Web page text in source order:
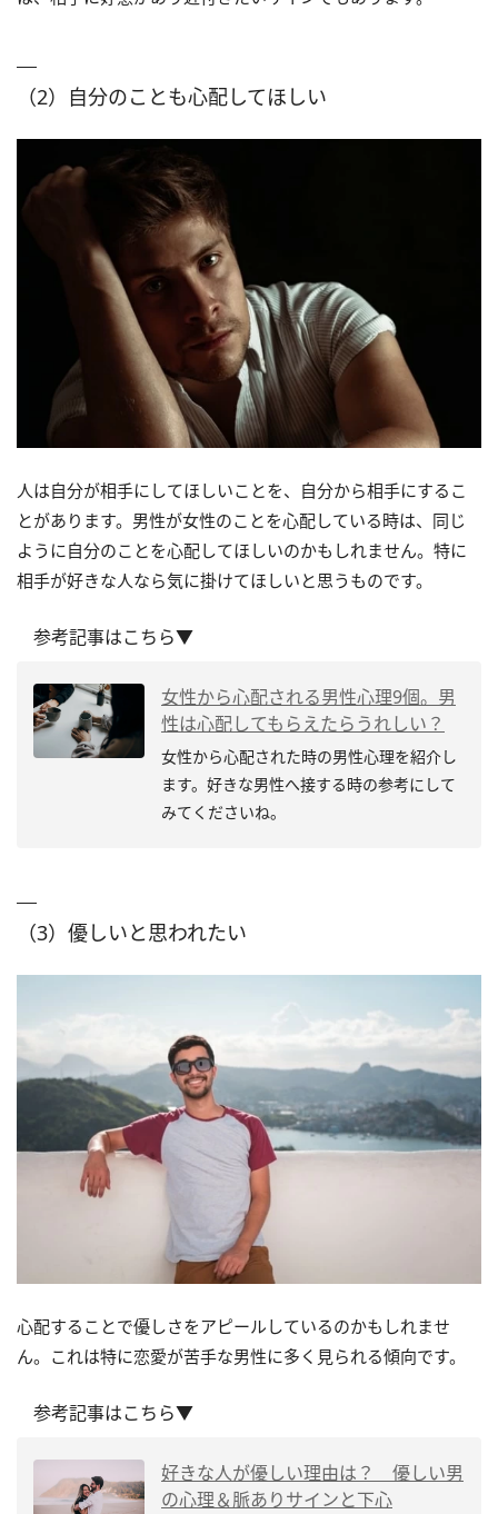
（2）自分のことも心配してほしい
人は自分が相手にしてほしいことを、自分から相手にするこ
とがあります。男性が女性のことを心配している時は、同じ
ように自分のことを心配してほしいのかもしれません。特に
相手が好きな人なら気に掛けてほしいと思うものです。
参考記事はこちら▼
女性から心配される男性心理9個。男
性は心配してもらえたらうれしい？
女性から心配された時の男性心理を紹介し
ます。好きな男性へ接する時の参考にして
みてくださいね。
（3）優しいと思われたい
心配することで優しさをアピールしているのかもしれませ
ん。これは特に恋愛が苦手な男性に多く見られる傾向です。
参考記事はこちら▼
好きな人が優しい理由は？ 優しい男
の心理＆脈ありサインと下心